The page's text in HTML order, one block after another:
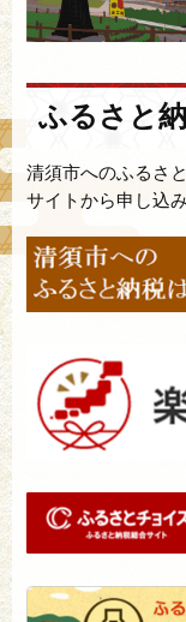
ふるさと
清須市へのふるさ
サイトから申し込